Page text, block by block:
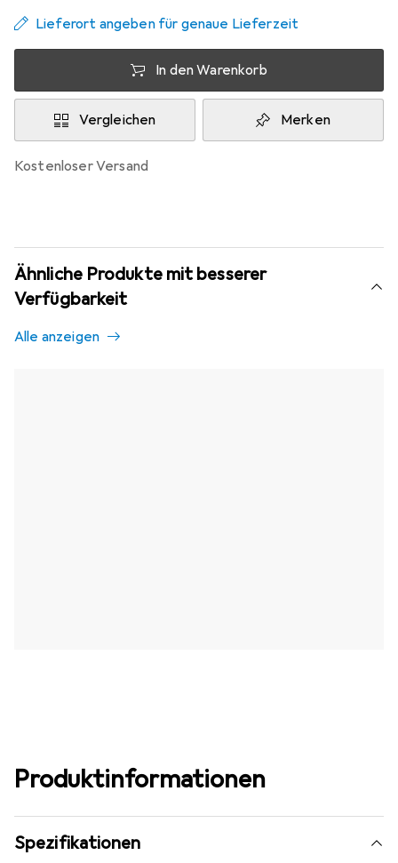
Lieferort angeben für genaue Lieferzeit
In den Warenkorb
Vergleichen Merken
kostenloser Versand
Ähnliche Produkte mit besserer
Verfügbarkeit
Alle anzeigen
Produktinformationen
Spezifikationen